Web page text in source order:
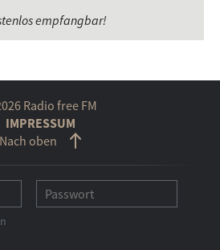
empfangbar!
Radio free FM
IMPRESSUM
Nach oben